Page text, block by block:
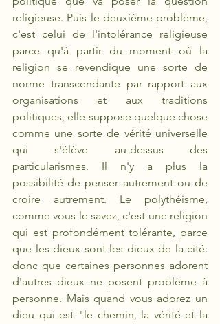
religieuse. Puis le deuxième problème,
c'est celui de l'intolérance religieuse
parce qu'à partir du moment où la
religion se revendique une sorte de
norme transcendante par rapport aux
organisations et aux traditions
politiques, elle suppose quelque chose
comme une sorte de vérité universelle
qui s'élève au-dessus des
particularismes. Il n'y a plus la
possibilité de penser autrement ou de
croire autrement. Le polythéisme,
comme vous le savez, c'est une religion
qui est profondément tolérante, parce
que les dieux sont les dieux de la cité:
donc que certaines personnes adorent
d'autres dieux ne posent problème à
personne. Mais quand vous adorez un
dieu qui est "le chemin, la vérité et la